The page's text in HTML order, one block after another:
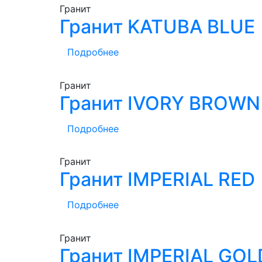
Гранит
Гранит KATUBA BLUE
Подробнее
Гранит
Гранит IVORY BROWN
Подробнее
Гранит
Гранит IMPERIAL RED
Подробнее
Гранит
Гранит IMPERIAL